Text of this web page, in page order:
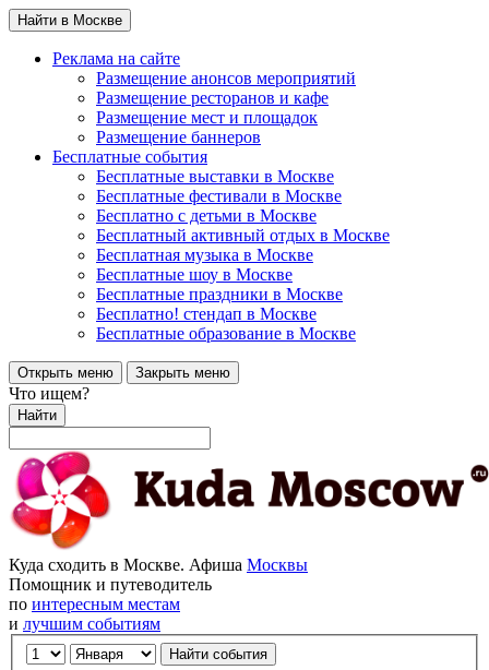
Найти в Москве
Реклама на сайте
Размещение анонсов мероприятий
Размещение ресторанов и кафе
Размещение мест и площадок
Размещение баннеров
Бесплатные события
Бесплатные выставки в Москве
Бесплатные фестивали в Москве
Бесплатно с детьми в Москве
Бесплатный активный отдых в Москве
Бесплатная музыка в Москве
Бесплатные шоу в Москве
Бесплатные праздники в Москве
Бесплатно! стендап в Москве
Бесплатные образование в Москве
Открыть меню Закрыть меню
Что ищем?
Найти
Куда сходить в Москве. Афиша Москвы
Помощник и путеводитель
по интересным местам
и лучшим событиям